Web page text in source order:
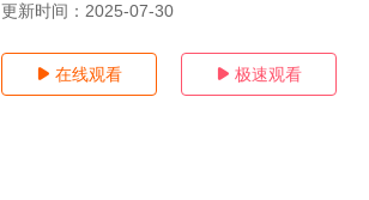
更新时间： 2025-07-30
 在线观看  极速观看